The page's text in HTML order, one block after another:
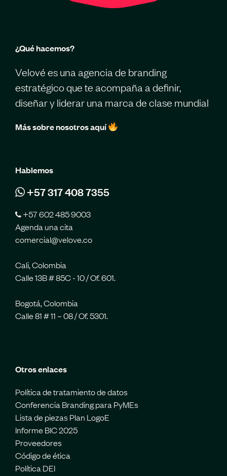
¿Qué hacemos?
Velové es una agencia de branding
estratégico que te acompaña a definir,
diseñar y liderar una marca de clase mundial
Más sobre nosotros aquí
Hablemos
+57 317 408 7355
+57 602 485 9003
Agenda una cita
comercial@velove.co
Cali, Colombia
Calle 13B # 85C - 10 / Of. 601.
Bogotá, Colombia
Calle 81 # 11 – 08 / Of. 5301.
Otros enlaces
Política de tratamiento de datos
Conferencia Branding para PyMEs
Lista de piezas Plan LogoE
Informe BIC 2025
Proveedores
Código de ética
Política DEI